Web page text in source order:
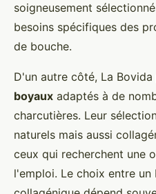
soigneusement
besoins spécifiques des
de bouche.
D'un autre côté, La
boyaux adaptés à de
charcutières. Leur
naturels mais aussi
ceux qui recherchent une
l'emploi. Le choix entre